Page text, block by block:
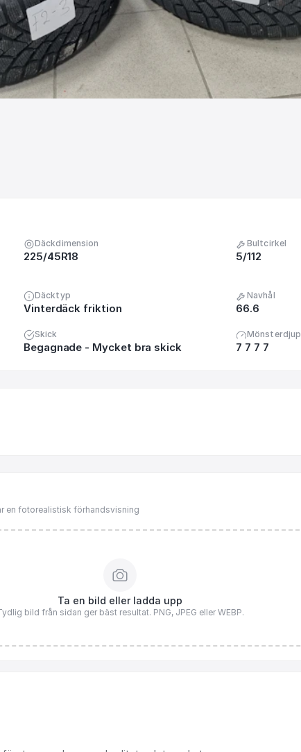
Däckdimension
225/45R18
Bultcirkel
5/112
Däcktyp
Vinterdäck friktion
Navhål
66.6
Skick
Begagnade - Mycket bra skick
Mönsterdjup
7 7 7 7
en fotorealistisk förhandsvisning
Ta en bild eller ladda upp
bild från sidan ger bäst resultat. PNG, JPEG eller WEBP.